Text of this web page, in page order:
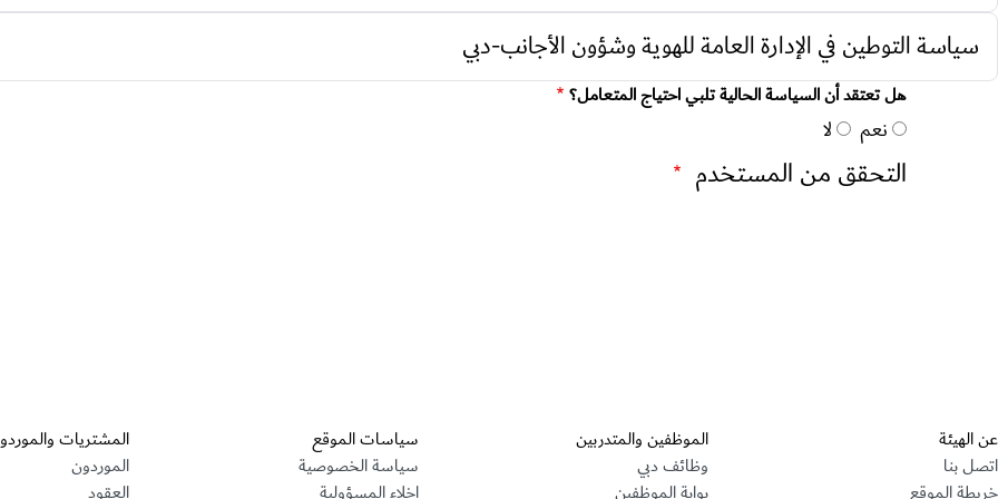
سياسة التوطين في الإدارة العامة للهوية وشؤون الأجانب-دبي
هل تعتقد أن السياسة الحالية تلبي احتياج المتعامل؟
نعم لا
التحقق من المستخدم
عن الهيئة
اتصل بنا
خريطة الموقع
الموظفين والمتدربين
وظائف دبي
بوابة الموظفين
سياسات الموقع
سياسة الخصوصية
إخلاء المسؤولية
المشتريات
الموردون
العقود